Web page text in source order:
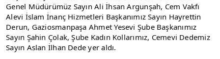
Genel Müdürümüz Sayın Ali İhsan Argunşah, Cem Vakfı
Alevi İslam İnanç Hizmetleri Başkanımız Sayın Hayrettin
Derun, Gaziosmanpaşa Ahmet Yesevi Şube Başkanımız
Sayın Şahin Çolak, Şube Kadın Kollarımız, Cemevi Dedemiz
Sayın Aslan İlhan Dede yer aldı.